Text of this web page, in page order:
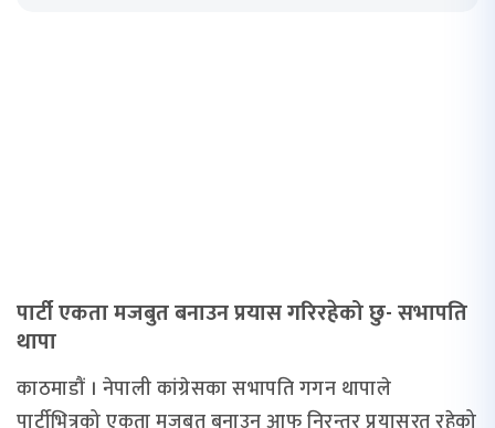
पार्टी एकता मजबुत बनाउन प्रयास गरिरहेको छु- सभापति
थापा
काठमाडौं । नेपाली कांग्रेसका सभापति गगन थापाले